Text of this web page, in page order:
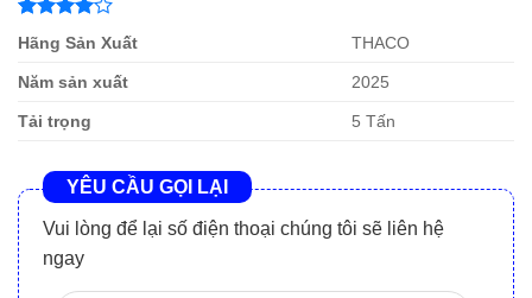
4trên 5
dựa trên
1
đánh giá
Hãng Sản Xuất THACO
Năm sản xuất 2025
Tải trọng 5 Tấn
YÊU CẦU GỌI LẠI
Vui lòng để lại số điện thoại chúng tôi sẽ liên hệ
ngay